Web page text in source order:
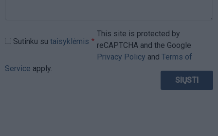
Sutinku su taisyklėmis
This site is protected by
reCAPTCHA and the Google
Privacy Policy and Terms of
Service apply.